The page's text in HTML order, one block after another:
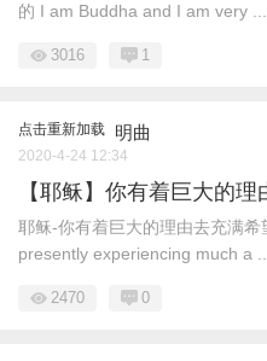
的 I am Buddha and I am very ...
3016 1
点击重新加载 明曲
2020-4-24 12:34
【耶稣】你有着巨大的
耶稣-你有着巨大的理由去充满
presently experiencing much a ...
2470 0